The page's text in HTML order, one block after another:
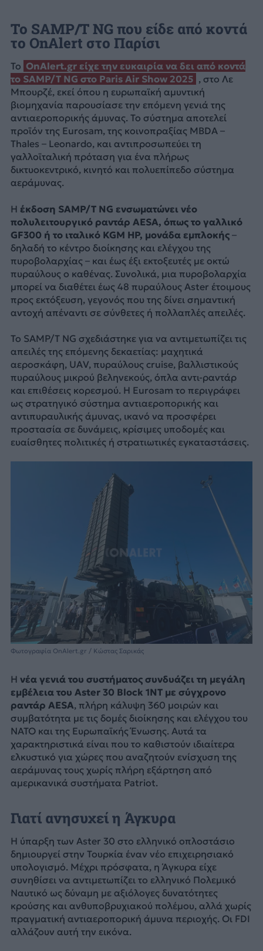
Το SAMP/T NG που είδε από κοντά
το OnAlert στο Παρίσι
Το OnAlert.gr είχε την ευκαιρία να δει από κοντά
το SAMP/T NG στο Paris Air Show 2025 , στο Λε
Μπουρζέ, εκεί όπου η ευρωπαϊκή αμυντική
βιομηχανία παρουσίασε την επόμενη γενιά της
αντιαεροπορικής άμυνας. Το σύστημα αποτελεί
προϊόν της Eurosam, της κοινοπραξίας MBDA –
Thales – Leonardo, και αντιπροσωπεύει τη
γαλλοϊταλική πρόταση για ένα πλήρως
δικτυοκεντρικό, κινητό και πολυεπίπεδο σύστημα
αεράμυνας.
Η έκδοση SAMP/T NG ενσωματώνει νέο
πολυλειτουργικό ραντάρ AESA, όπως το γαλλικό
GF300 ή το ιταλικό KGM HP, μονάδα εμπλοκής–
δηλαδή το κέντρο διοίκησης και ελέγχου της
πυροβολαρχίας – και έως έξι εκτοξευτές με οκτώ
πυραύλους ο καθένας. Συνολικά, μια πυροβολαρχία
μπορεί να διαθέτει έως 48 πυραύλους Aster έτοιμους
προς εκτόξευση, γεγονός που της δίνει σημαντική
αντοχή απέναντι σε σύνθετες ή πολλαπλές απειλές.
Το SAMP/T NG σχεδιάστηκε για να αντιμετωπίζει τις
απειλές της επόμενης δεκαετίας: μαχητικά
αεροσκάφη, UAV, πυραύλους cruise, βαλλιστικούς
πυραύλους μικρού βεληνεκούς, όπλα αντι-ραντάρ
και επιθέσεις κορεσμού. Η Eurosam το περιγράφει
ως στρατηγικό σύστημα αντιαεροπορικής και
αντιπυραυλικής άμυνας, ικανό να προσφέρει
προστασία σε δυνάμεις, κρίσιμες υποδομές και
ευαίσθητες πολιτικές ή στρατιωτικές εγκαταστάσεις.
Φωτογραφία OnAlert.gr / Κώστας Σαρικάς
Η νέα γενιά του συστήματος συνδυάζει τη μεγάλη
εμβέλεια του Aster 30 Block 1NT με σύγχρονο
ραντάρ AESA, πλήρη κάλυψη 360 μοιρών και
συμβατότητα με τις δομές διοίκησης και ελέγχου του
NATO και της Ευρωπαϊκής Ένωσης. Αυτά τα
χαρακτηριστικά είναι που το καθιστούν ιδιαίτερα
ελκυστικό για χώρες που αναζητούν ενίσχυση της
αεράμυνας τους χωρίς πλήρη εξάρτηση από
αμερικανικά συστήματα Patriot.
Γιατί ανησυχεί η Άγκυρα
Η ύπαρξη των Aster 30 στο ελληνικό οπλοστάσιο
δημιουργεί στην Τουρκία έναν νέο επιχειρησιακό
υπολογισμό. Μέχρι πρόσφατα, η Άγκυρα είχε
συνηθίσει να αντιμετωπίζει το ελληνικό Πολεμικό
Ναυτικό ως δύναμη με αξιόλογες δυνατότητες
κρούσης και ανθυποβρυχιακού πολέμου, αλλά χωρίς
πραγματική αντιαεροπορική άμυνα περιοχής. Οι FDI
αλλάζουν αυτή την εικόνα.